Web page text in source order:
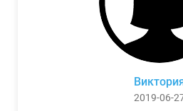
2019-06-